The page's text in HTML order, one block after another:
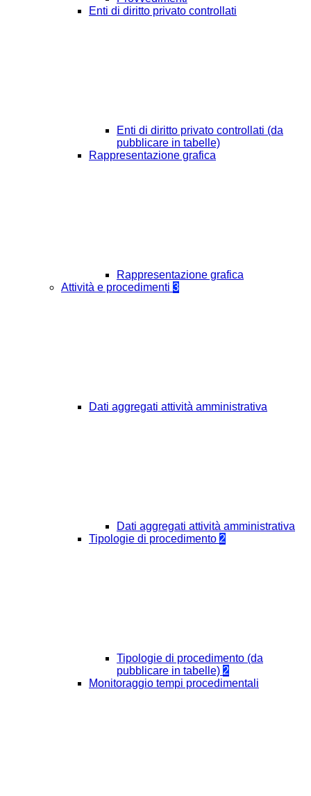
Enti di diritto privato controllati
Enti di diritto privato controllati (da
pubblicare in tabelle)
Rappresentazione grafica
Rappresentazione grafica
Attività e procedimenti 3
Dati aggregati attività amministrativa
Dati aggregati attività amministrativa
Tipologie di procedimento 2
Tipologie di procedimento (da
pubblicare in tabelle) 2
Monitoraggio tempi procedimentali